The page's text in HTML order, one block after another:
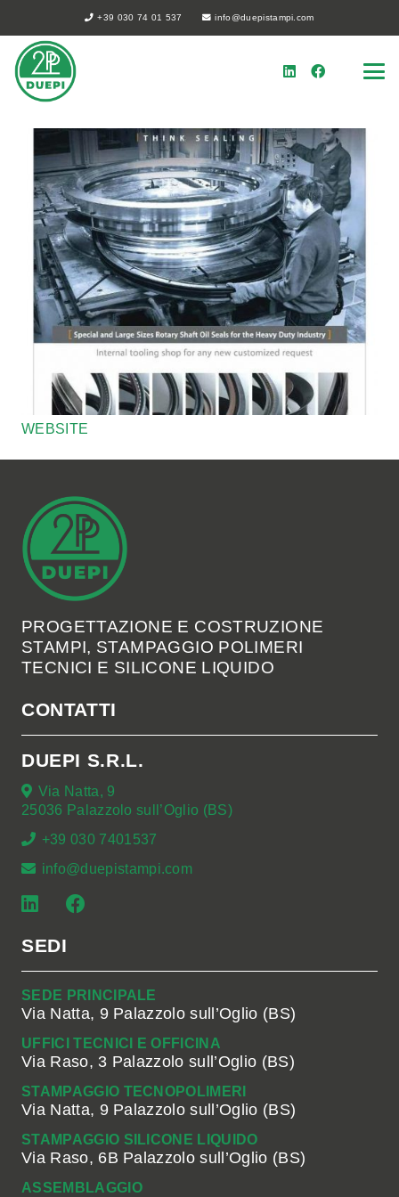
+39 030 74 01 537 info@duepistampi.com
WEBSITE
PROGETTAZIONE E COSTRUZIONE
STAMPI, STAMPAGGIO POLIMERI
TECNICI E SILICONE LIQUIDO
CONTATTI
DUEPI S.R.L.
Via Natta, 9
25036 Palazzolo sull’Oglio (BS)
+39 030 7401537
info@duepistampi.com
SEDI
SEDE PRINCIPALE
Via Natta, 9 Palazzolo sull’Oglio (BS)
UFFICI TECNICI E OFFICINA
Via Raso, 3 Palazzolo sull’Oglio (BS)
STAMPAGGIO TECNOPOLIMERI
Via Natta, 9 Palazzolo sull’Oglio (BS)
STAMPAGGIO SILICONE LIQUIDO
Via Raso, 6B Palazzolo sull’Oglio (BS)
ASSEMBLAGGIO